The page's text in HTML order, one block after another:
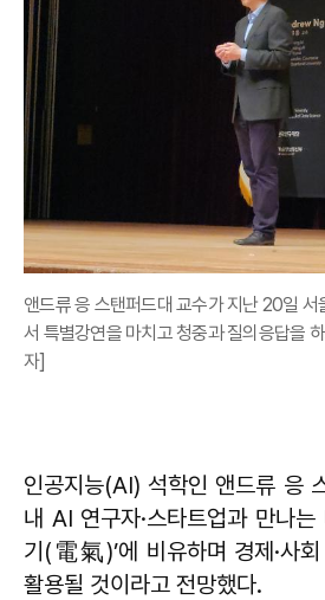
앤드류 응 스탠퍼드대 교수가 지난 20일 서
서 특별강연을 마치고 청중과 질의응답을
자]
인공지능(AI) 석학인 앤드류 응
내 AI 연구자·스타트업과 만나는
기(電氣)’에 비유하며 경제·사
활용될 것이라고 전망했다.